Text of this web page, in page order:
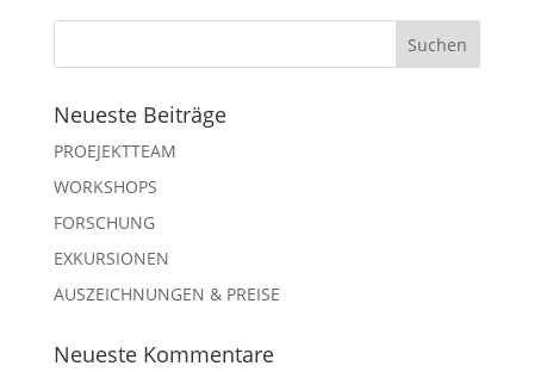
Neueste Beiträge
PROEJEKTTEAM
WORKSHOPS
FORSCHUNG
EXKURSIONEN
AUSZEICHNUNGEN & PREISE
Neueste Kommentare